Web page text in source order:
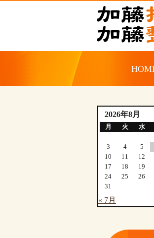
2026年8月
月 火 水
3
4 5
10
11 12
17
18 19
24
25 26
31
« 7月